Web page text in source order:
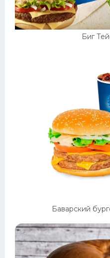
Биг
Баварский